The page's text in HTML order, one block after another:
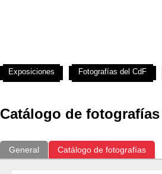
Catálogo de fotografías
General Catálogo de fotografías
Exposiciones Fotografías del CdF